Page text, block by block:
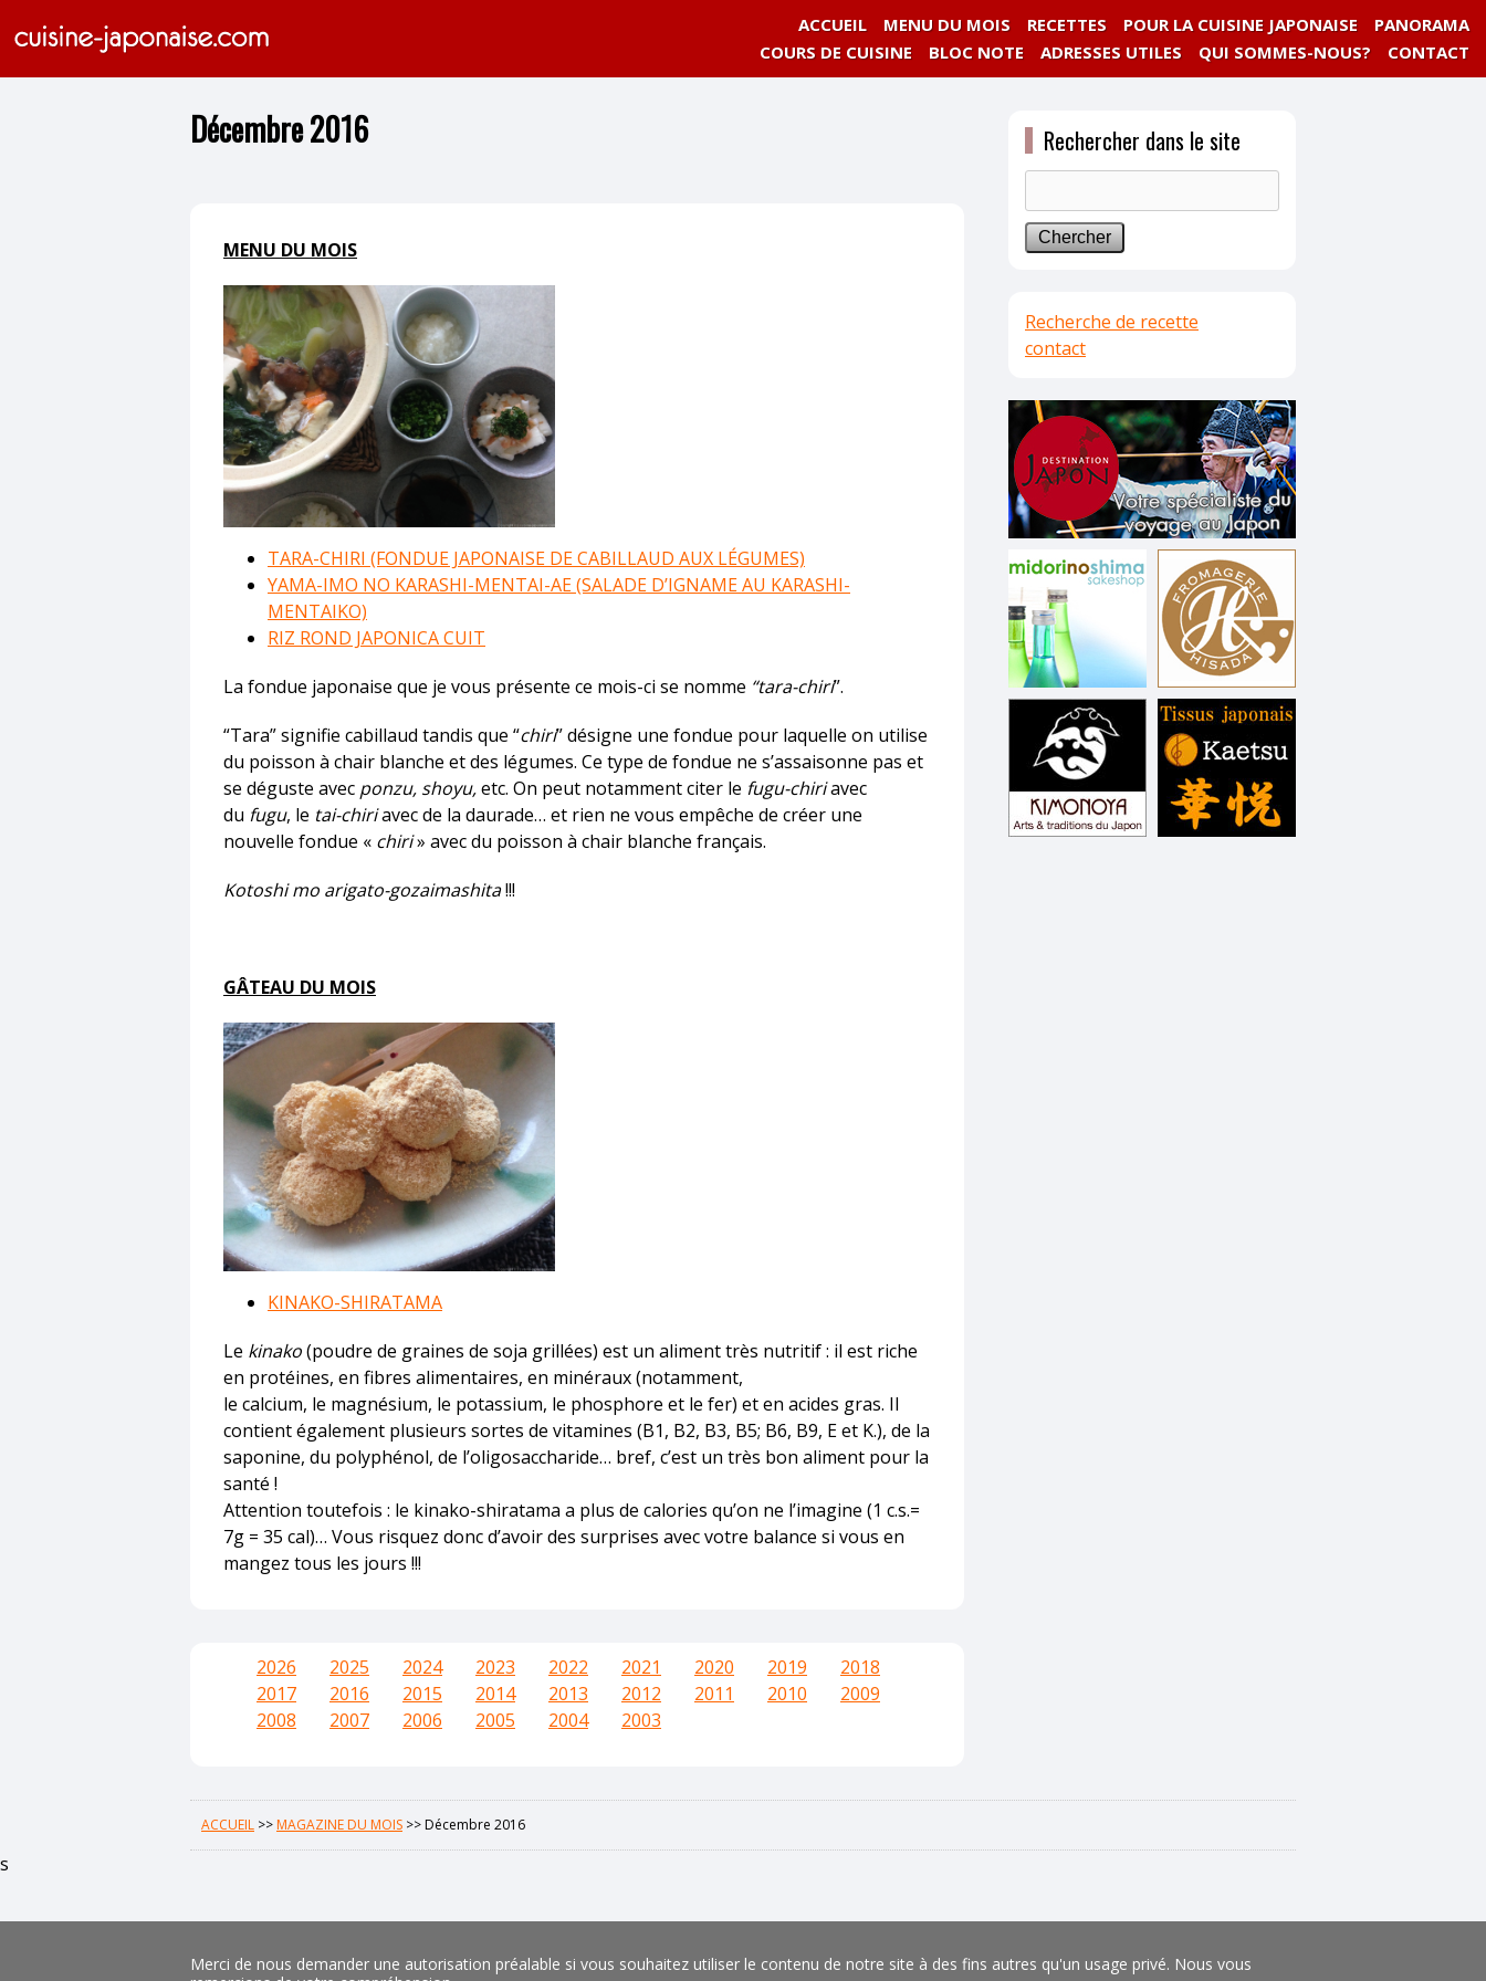
PANORAMA
POUR LA CUISINE JAPONAISE
RECETTES
MENU DU MOIS
ACCUEIL
CONTACT
QUI SOMMES-NOUS?
ADRESSES UTILES
BLOC NOTE
COURS DE CUISINE
Décembre 2016
MENU DU MOIS
TARA-CHIRI (FONDUE JAPONAISE DE CABILLAUD AUX LÉGUMES)
YAMA-IMO NO KARASHI-MENTAI-AE (SALADE D’IGNAME AU KARASHI-
MENTAIKO)
RIZ ROND JAPONICA CUIT
La fondue japonaise que je vous présente ce mois-ci se nomme “tara-chiri”.
“Tara” signifie cabillaud tandis que “chiri” désigne une fondue pour laquelle on utilise
du poisson à chair blanche et des légumes. Ce type de fondue ne s’assaisonne pas et
se déguste avec ponzu, shoyu,etc. On peut notamment citer le fugu-chiriavec
du fugu, le tai-chiriavec de la daurade… et rien ne vous empêche de créer une
nouvelle fondue « chiri» avec du poisson à chair blanche français.
Kotoshi mo arigato-gozaimashita!!!
GÂTEAU DU MOIS
KINAKO-SHIRATAMA
Le kinako(poudre de graines de soja grillées) est un aliment très nutritif : il est riche
en protéines, en fibres alimentaires, en minéraux (notamment,
le calcium, le magnésium, le potassium, le phosphore et le fer) et en acides gras. Il
contient également plusieurs sortes de vitamines (B1, B2, B3, B5; B6, B9, E et K.), de la
saponine, du polyphénol, de l’oligosaccharide… bref, c’est un très bon aliment pour la
santé !
Attention toutefois : le kinako-shiratama a plus de calories qu’on ne l’imagine (1 c.s.=
7g = 35 cal)… Vous risquez donc d’avoir des surprises avec votre balance si vous en
mangez tous les jours !!!
2026 2025 2024 2023 2022 2021 2020 2019
2018
2017
2016 2015 2014 2013 2012 2011 2010
2009
2008
2007 2006 2005 2004 2003
Rechercher dans le site
Recherche de recette
contact
ACCUEIL >>MAGAZINE DU MOIS >>Décembre 2016
s
Merci de nous demander une autorisation préalable si vous souhaitez utiliser le contenu de notre site à des fins autres qu'un usage privé. Nous vous